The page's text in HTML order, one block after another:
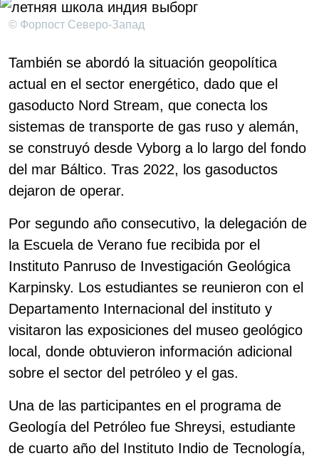
© Форпост Северо-Запад
También se abordó la situación geopolítica
actual en el sector energético, dado que el
gasoducto Nord Stream, que conecta los
sistemas de transporte de gas ruso y alemán,
se construyó desde Vyborg a lo largo del fondo
del mar Báltico. Tras 2022, los gasoductos
dejaron de operar.
Por segundo año consecutivo, la delegación de
la Escuela de Verano fue recibida por el
Instituto Panruso de Investigación Geológica
Karpinsky. Los estudiantes se reunieron con el
Departamento Internacional del instituto y
visitaron las exposiciones del museo geológico
local, donde obtuvieron información adicional
sobre el sector del petróleo y el gas.
Una de las participantes en el programa de
Geología del Petróleo fue Shreysi, estudiante
de cuarto año del Instituto Indio de Tecnología,